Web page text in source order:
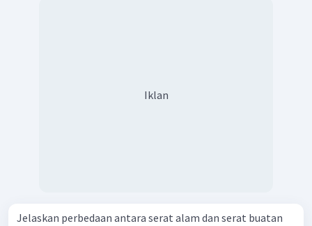
Iklan
Jelaskan perbedaan antara serat alam dan serat buatan